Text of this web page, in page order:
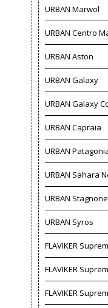
URBAN Marwol
URBAN Centro
URBAN Aston
URBAN Galaxy
URBAN Galaxy
URBAN Capraia
URBAN
URBAN Sahara
URBAN Stagnone
URBAN Syros
FLAVIKER
FLAVIKER
FLAVIKER